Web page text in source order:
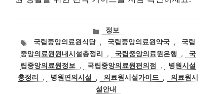
카
고
리
정보
태
그
국립중앙의료원식당 , 국립중앙의료원약국 ,
국립
중앙의료원원내시설총정리
, 국립중앙의료원은행 ,
국
립중앙의료원정보
, 국립중앙의료원편의점 ,
병원시설
총정리
, 병원편의시설 , 의료원시설가이드 ,
의료원시
설안내